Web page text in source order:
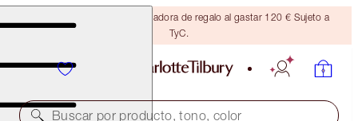
Consigue una brocha bronceadora de regalo al gastar 120 € Sujeto a
TyC.
Buscar por producto, tono, color